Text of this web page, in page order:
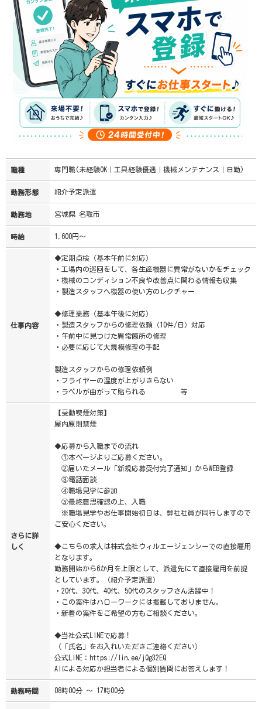
職種 専門職(未経験OK｜工具経験優遇｜機械メンテナンス｜日勤)
勤務形態 紹介予定派遣
勤務地 宮城県 名取市
時給 1,600円～
仕事内容
◆定期点検（基本午前に対応）
・工場内の巡回をして、各生産機器に異常がないかをチェック
・機械のコンディション不良や改善点に関わる情報も収集
・製造スタッフへ機器の使い方のレクチャー
◆修理業務（基本午後に対応）
・製造スタッフからの修理依頼（10件/日）対応
・午前中に見つけた異常箇所の修理
・必要に応じて大規模修理の手配
製造スタッフからの修理依頼例
・フライヤーの温度が上がりきらない
・ラベルが曲がって貼られる 等
さらに詳
しく
【受動喫煙対策】
屋内原則禁煙
◆応募から入職までの流れ
①本ページよりご応募ください。
②届いたメール「新規応募受付完了通知」からWEB登録
③電話面談
④職場見学に参加
⑤最終意思確認の上、入職
※職場見学やお仕事開始初日は、弊社社員が同行しますので
ご安心ください。
◆こちらの求人は株式会社ウィルエージェンシーでの直接雇用
となります。
勤務開始から6か月を上限として、派遣先にて直接雇用を前提
としています。（紹介予定派遣）
・20代、30代、40代、50代のスタッフさん活躍中！
・この案件はハローワークには掲載しておりません。
・新着の案件をご希望の方もご相談ください。
◆当社公式LINEで応募！
（「氏名」をお入れいただきご連絡ください）
公式LINE：https://lin.ee/jQg32EQ
AIによる対応か担当者による個別質問にお答えします！
勤務時間 08時00分 ～ 17時00分